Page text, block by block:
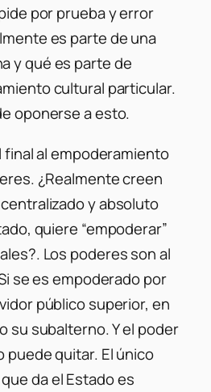
por prueba y error
es parte de una
y qué es parte de
cultural particular.
oponerse a esto.
final al empoderamiento
¿Realmente creen
y absoluto
quiere “empoderar”
Los poderes son al
se es empoderado por
público superior, en
su subalterno. Y el poder
puede quitar. El único
da el Estado es